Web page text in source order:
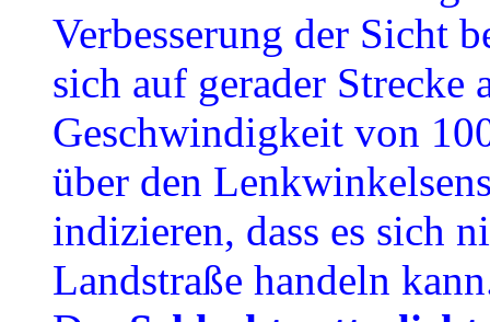
Verbesserung der Sicht
sich auf gerader Strecke
Geschwindigkeit von
über den
indizieren, dass es sich
Landstraße handeln